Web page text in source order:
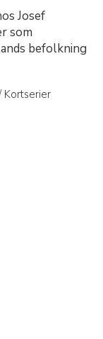
Josef
som
befolkning
Kortserier